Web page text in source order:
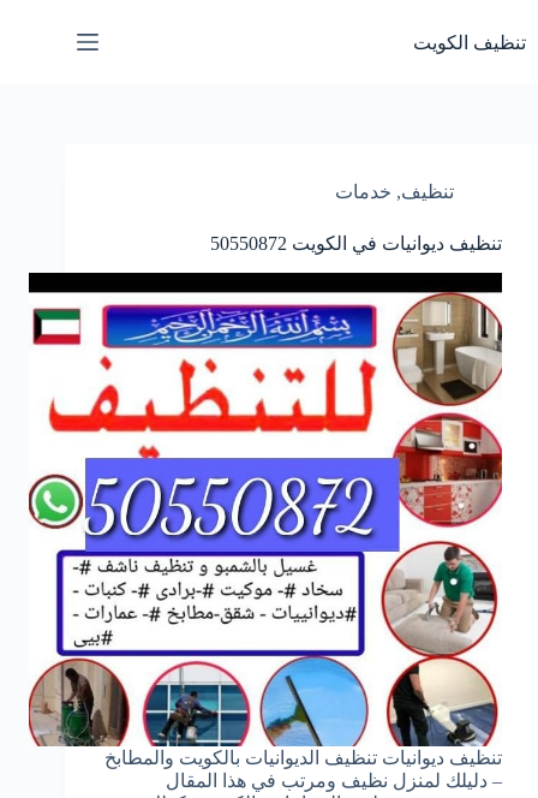
تنظيف الكويت
تنظيف, خدمات
تنظيف ديوانيات في الكويت 50550872
تنظيف ديوانيات تنظيف الديوانيات بالكويت والمطابخ
– دليلك لمنزل نظيف ومرتب في هذا المقال